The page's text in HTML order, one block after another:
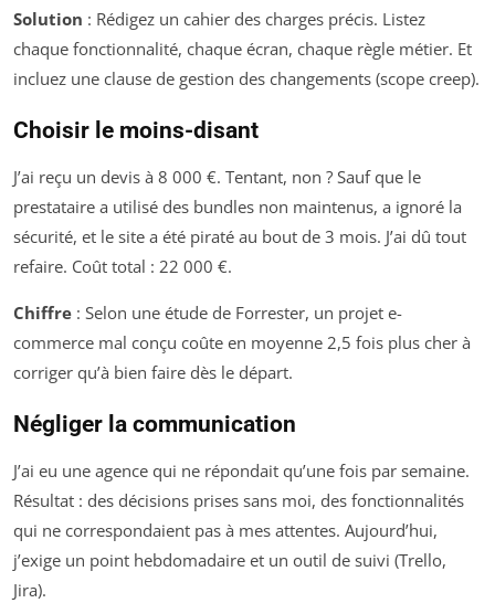
Solution : Rédigez un cahier des charges précis. Listez
chaque fonctionnalité, chaque écran, chaque règle métier. Et
incluez une clause de gestion des changements (scope creep).
Choisir le moins-disant
J’ai reçu un devis à 8 000 €. Tentant, non ? Sauf que le
prestataire a utilisé des bundles non maintenus, a ignoré la
sécurité, et le site a été piraté au bout de 3 mois. J’ai dû tout
refaire. Coût total : 22 000 €.
Chiffre : Selon une étude de Forrester, un projet e-
commerce mal conçu coûte en moyenne 2,5 fois plus cher à
corriger qu’à bien faire dès le départ.
Négliger la communication
J’ai eu une agence qui ne répondait qu’une fois par semaine.
Résultat : des décisions prises sans moi, des fonctionnalités
qui ne correspondaient pas à mes attentes. Aujourd’hui,
j’exige un point hebdomadaire et un outil de suivi (Trello,
Jira).